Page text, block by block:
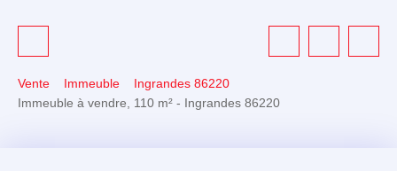
Vente Immeuble
Ingrandes 86220
Immeuble à vendre, 110 m² - Ingrandes 86220